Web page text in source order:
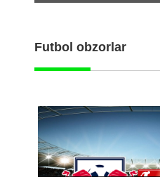
Futbol obzorlar